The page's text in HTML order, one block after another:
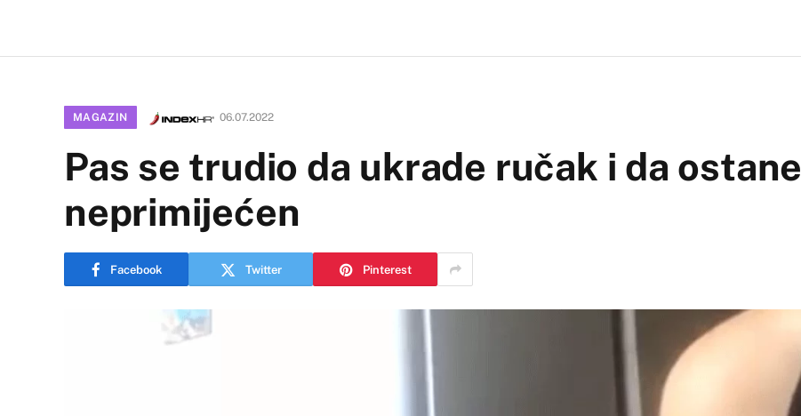
MAGAZIN 06.07.2022
Pas se trudio da ukrade ručak i da ostane
neprimijećen
Facebook Twitter Pinterest